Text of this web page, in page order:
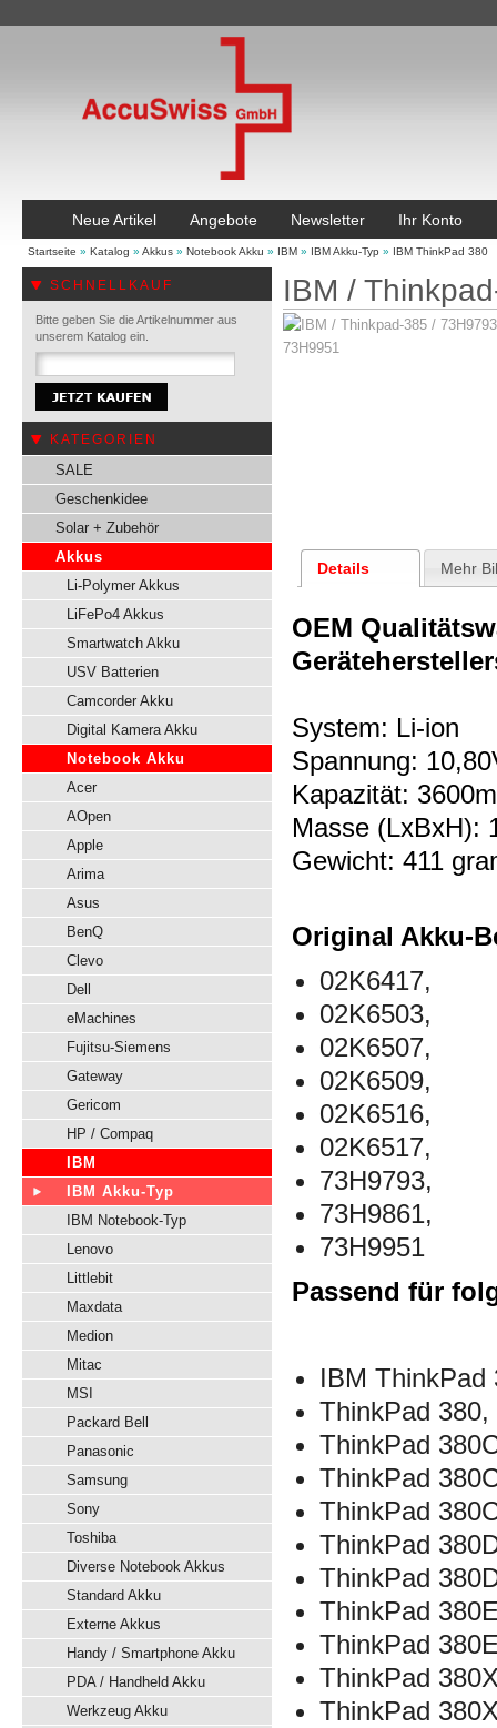
Neue Artikel Angebote Newsletter Ihr Konto
Startseite » Katalog » Akkus » Notebook Akku » IBM » IBM Akku-Typ » IBM ThinkPad 380
SCHNELLKAUF
Bitte geben Sie die Artikelnummer aus
unserem Katalog ein.
KATEGORIEN
SALE
Geschenkidee
Solar + Zubehör
Akkus
Li-Polymer Akkus
LiFePo4 Akkus
Smartwatch Akku
USV Batterien
Camcorder Akku
Digital Kamera Akku
Notebook Akku
Acer
AOpen
Apple
Arima
Asus
BenQ
Clevo
Dell
eMachines
Fujitsu-Siemens
Gateway
Gericom
HP / Compaq
IBM
IBM Akku-Typ
IBM Notebook-Typ
Lenovo
Littlebit
Maxdata
Medion
Mitac
MSI
Packard Bell
Panasonic
Samsung
Sony
Toshiba
Diverse Notebook Akkus
Standard Akku
Externe Akkus
Handy / Smartphone Akku
PDA / Handheld Akku
Werkzeug Akku
IBM /
Details Mehr
OEM
System: Li-ion
Spannung:
Kapazität:
Masse (LxBxH):
Gewicht: 411
Original Akku-
02K6417,
02K6503,
02K6507,
02K6509,
02K6516,
02K6517,
73H9793,
73H9861,
73H9951
Passend für
IBM ThinkPad
ThinkPad 380,
ThinkPad
ThinkPad
ThinkPad
ThinkPad
ThinkPad
ThinkPad
ThinkPad
ThinkPad
ThinkPad